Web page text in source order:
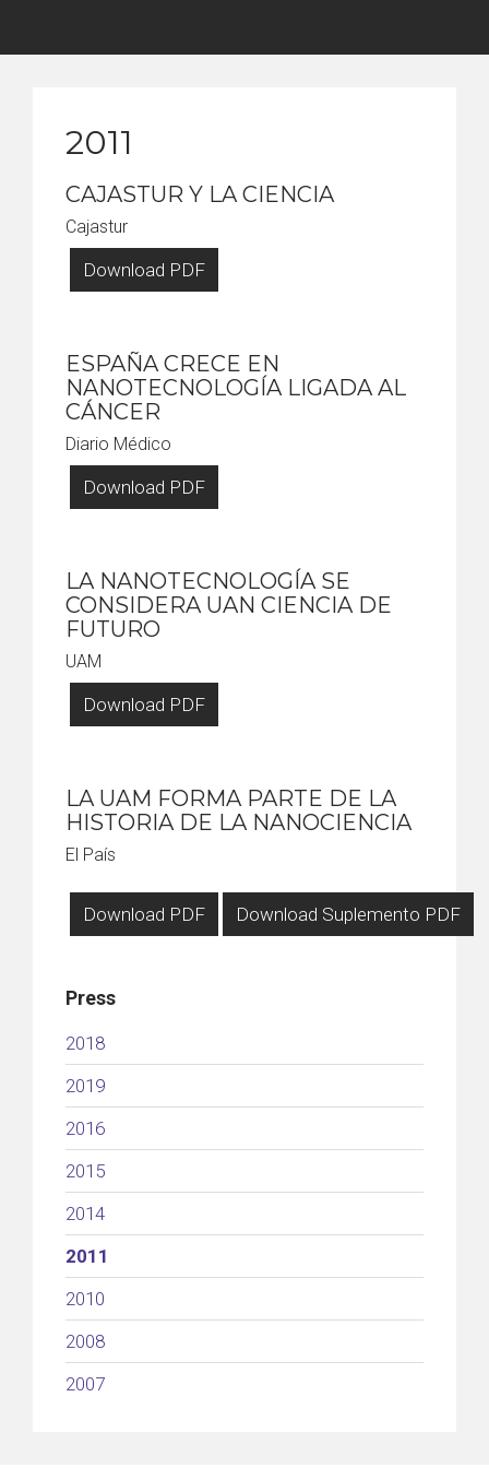
2011
CAJASTUR Y LA CIENCIA
Cajastur
Download PDF
ESPAÑA CRECE EN
NANOTECNOLOGÍA LIGADA AL
CÁNCER
Diario Médico
Download PDF
LA NANOTECNOLOGÍA SE
CONSIDERA UAN CIENCIA DE
FUTURO
UAM
Download PDF
LA UAM FORMA PARTE DE LA
HISTORIA DE LA NANOCIENCIA
El País
Download PDF Download Suplemento PDF
Press
2018
2019
2016
2015
2014
2011
2010
2008
2007